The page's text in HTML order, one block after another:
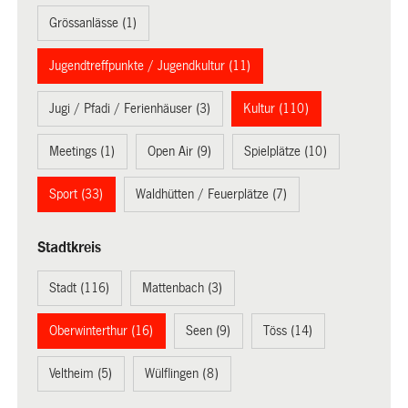
Grössanlässe (1)
Jugendtreffpunkte / Jugendkultur (11)
Jugi / Pfadi / Ferienhäuser (3) Kultur (110)
Meetings (1) Open Air (9) Spielplätze (10)
Sport (33) Waldhütten / Feuerplätze (7)
Stadtkreis
Stadt (116) Mattenbach (3)
Oberwinterthur (16) Seen (9) Töss (14)
Veltheim (5) Wülflingen (8)